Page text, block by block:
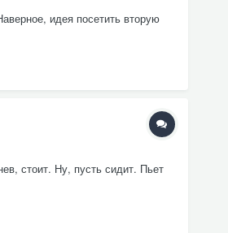
идея посетить вторую
стоит. Ну, пусть сидит. Пьет